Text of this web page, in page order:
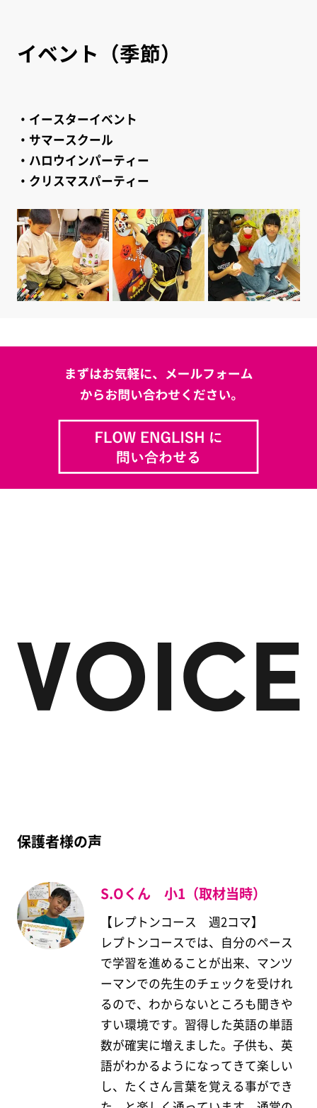
イベント（季節）
・イースターイベント
・サマースクール
・ハロウインパーティー
・クリスマスパーティー
保護者様の声
S.Oくん 小1（取材当時）
【レプトンコース 週2コマ】
レプトンコースでは、自分のペース
で学習を進めることが出来、マンツ
ーマンでの先生のチェックを受けれ
るので、わからないところも聞きや
すい環境です。習得した英語の単語
数が確実に増えました。子供も、英
語がわかるようになってきて楽しい
し、たくさん言葉を覚える事ができ